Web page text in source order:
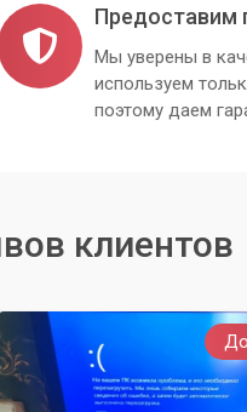
Предоставим
Мы уверены в
используем
поэтому даем
клиентов
До